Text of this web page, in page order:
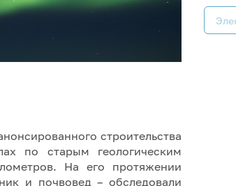
строительства
по старым геологическим
На его протяжении
и почвовед – обследовали